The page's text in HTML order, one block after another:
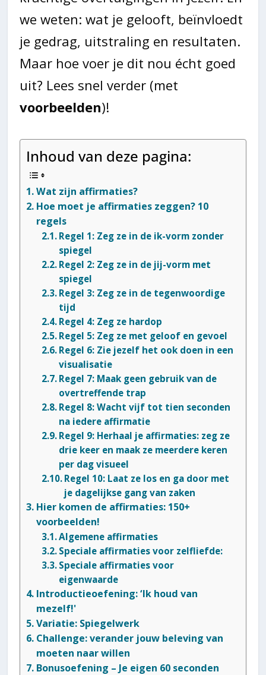
we weten: wat je gelooft, beïnvloedt
je gedrag, uitstraling en resultaten.
Maar hoe voer je dit nou écht goed
uit? Lees snel verder (met
voorbeelden)!
Inhoud van deze pagina:
Wat zijn affirmaties?
Hoe moet je affirmaties zeggen? 10
regels
Regel 1: Zeg ze in de ik-vorm zonder
spiegel
Regel 2: Zeg ze in de jij-vorm met
spiegel
Regel 3: Zeg ze in de tegenwoordige
tijd
Regel 4: Zeg ze hardop
Regel 5: Zeg ze met geloof en gevoel
Regel 6: Zie jezelf het ook doen in een
visualisatie
Regel 7: Maak geen gebruik van de
overtreffende trap
Regel 8: Wacht vijf tot tien seconden
na iedere affirmatie
Regel 9: Herhaal je affirmaties: zeg ze
drie keer en maak ze meerdere keren
per dag visueel
Regel 10: Laat ze los en ga door met
je dagelijkse gang van zaken
Hier komen de affirmaties: 150+
voorbeelden!
Algemene affirmaties
Speciale affirmaties voor zelfliefde:
Speciale affirmaties voor
eigenwaarde
Introductieoefening: ‘Ik houd van
mezelf!'
Variatie: Spiegelwerk
Challenge: verander jouw beleving van
moeten naar willen
Bonusoefening – Je eigen 60 seconden